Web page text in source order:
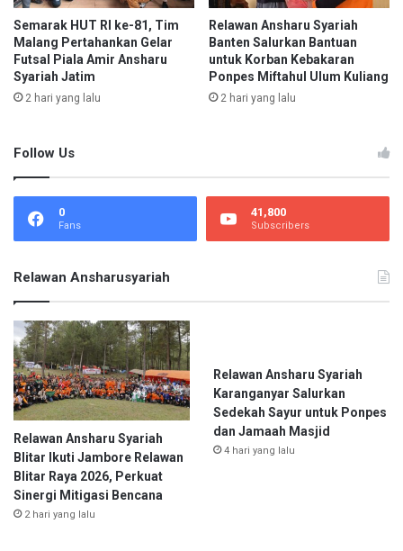
B
e
r
b
a
g
e
b
a
i
a
D
e
n
g
a
n
W
a
r
g
i
a
h
S
i
n
p
a
r
a
a
n
B
i
n
g
k
i
s
a
Semarak HUT RI ke-81, Tim
Malang Pertahankan Gelar
Futsal Piala Amir Ansharu
Syariah Jatim
2 hari yang lalu
Relawan Ansharu Syariah
Banten Salurkan Bantuan
untuk Korban Kebakaran
Ponpes Miftahul Ulum Kuliang
2 hari yang lalu
Follow Us
0
Fans
41,800
Subscribers
Relawan Ansharusyariah
Relawan Ansharu Syariah
Blitar Ikuti Jambore Relawan
Blitar Raya 2026, Perkuat
Sinergi Mitigasi Bencana
2 hari yang lalu
Relawan Ansharu Syariah
Karanganyar Salurkan
Sedekah Sayur untuk Ponpes
dan Jamaah Masjid
4 hari yang lalu